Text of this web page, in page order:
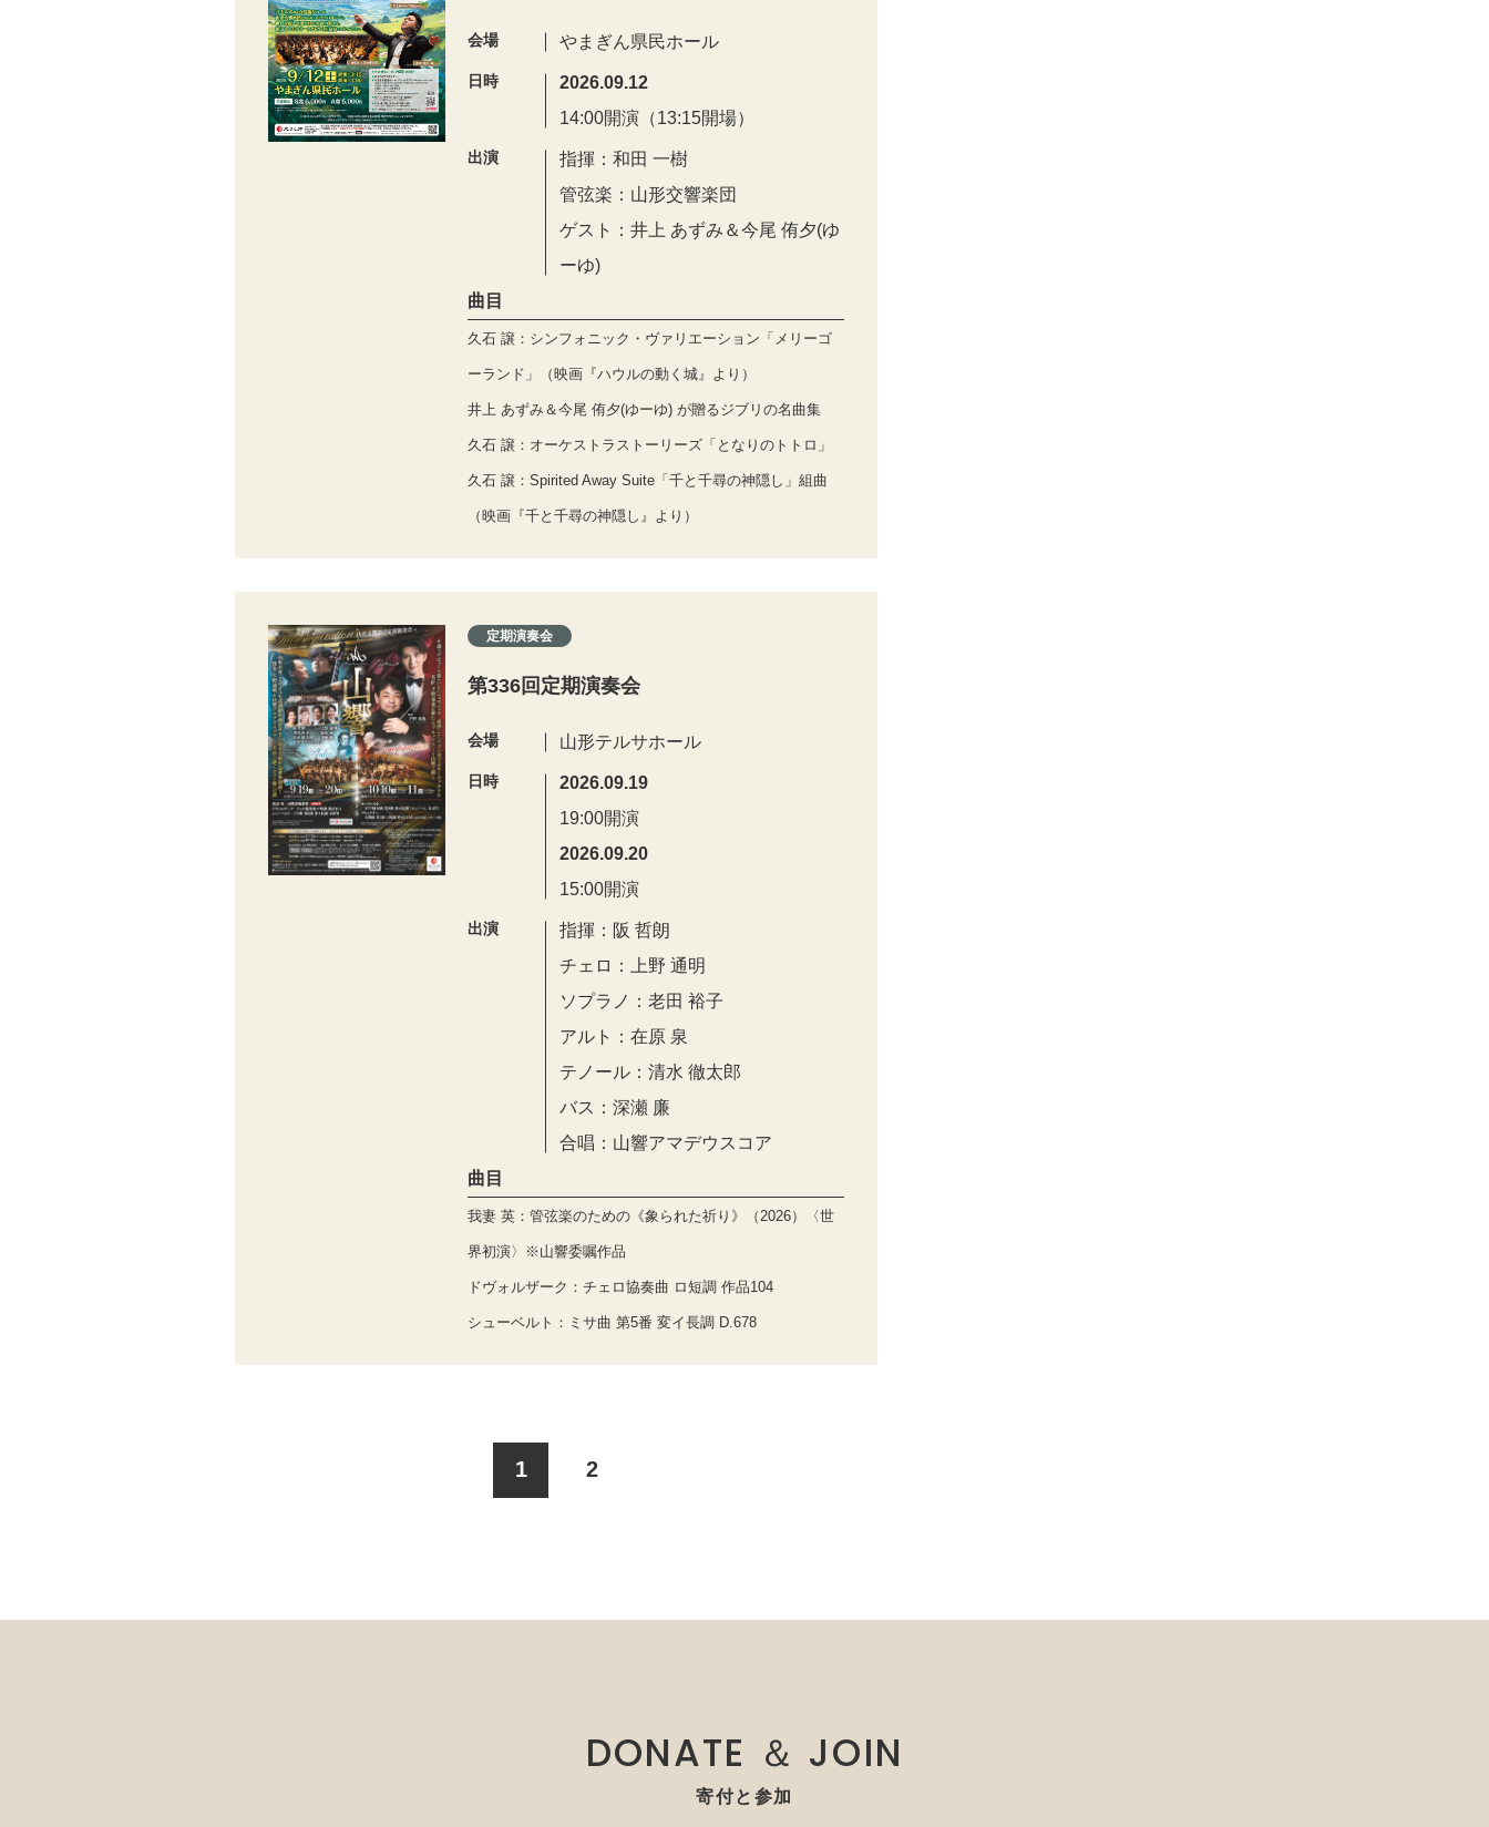
会場 やまぎん県民ホール
日時
2026.09.12
14:00開演（13:15開場）
出演
指揮：和田 一樹
管弦楽：山形交響楽団
ゲスト：井上 あずみ＆今尾 侑夕(ゆ
ーゆ)
曲目
久石 譲：シンフォニック・ヴァリエーション「メリーゴ
ーランド」（映画『ハウルの動く城』より）
井上 あずみ＆今尾 侑夕(ゆーゆ) が贈るジブリの名曲集
久石 譲：オーケストラストーリーズ「となりのトトロ」
久石 譲：Spirited Away Suite「千と千尋の神隠し」組曲
（映画『千と千尋の神隠し』より）
定期演奏会
第336回定期演奏会
会場 山形テルサホール
日時
2026.09.19
19:00開演
2026.09.20
15:00開演
出演
指揮：阪 哲朗
チェロ：上野 通明
ソプラノ：老田 裕子
アルト：在原 泉
テノール：清水 徹太郎
バス：深瀬 廉
合唱：山響アマデウスコア
曲目
我妻 英：管弦楽のための《象られた祈り》（2026）〈世
界初演〉※山響委嘱作品
ドヴォルザーク：チェロ協奏曲 ロ短調 作品104
シューベルト：ミサ曲 第5番 変イ長調 D.678
1 2
DONATE ＆ JOIN
寄付と参加